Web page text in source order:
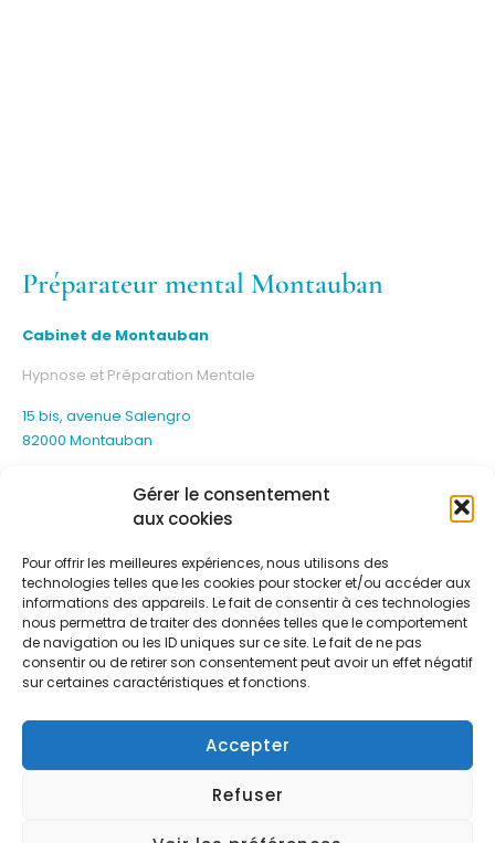
Gérer le consentement
aux cookies
Pour offrir les meilleures expériences, nous utilisons des
technologies telles que les cookies pour stocker et/ou accéder aux
informations des appareils. Le fait de consentir à ces technologies
nous permettra de traiter des données telles que le comportement
de navigation ou les ID uniques sur ce site. Le fait de ne pas
consentir ou de retirer son consentement peut avoir un effet négatif
sur certaines caractéristiques et fonctions.
Accepter
Refuser
Préparateur mental Montauban
Cabinet de Montauban
Hypnose et Préparation Mentale
15 bis, avenue Salengro
82000 Montauban